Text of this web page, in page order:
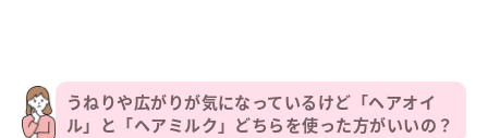
うねりや広がりが気になっているけど「ヘアオイ
ル」と「ヘアミルク」どちらを使った方がいいの？